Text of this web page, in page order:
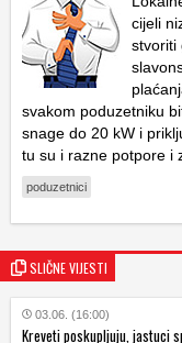
cijeli
stvoriti
svakom poduzetniku
snage do 20 kW i
tu su i razne potpore i
poduzetnici
SLIČNE VIJESTI
03.06. (16:00)
Kreveti poskupljuju, jastuci